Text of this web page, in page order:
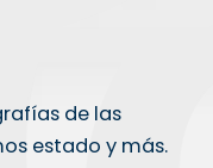
de las
estado y más.